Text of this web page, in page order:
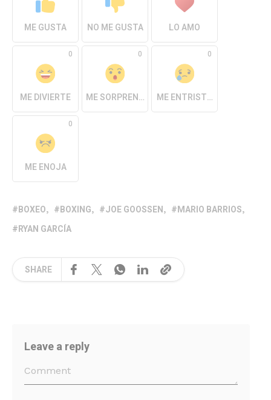
ME GUSTA NO ME GUSTA LO AMO
0
ME DIVIERTE
0
ME SORPRENDE
0
ME ENTRISTECE
0
ME ENOJA
BOXEO BOXING JOE GOOSSEN
MARIO BARRIOS
RYAN GARCÍA
SHARE
Leave a reply